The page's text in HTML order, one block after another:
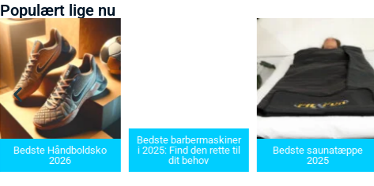
Populært lige nu
Bedste Håndboldsko
2026
Bedste barbermaskiner
i 2025: Find den rette til
dit behov
Bedste saunatæppe
2025